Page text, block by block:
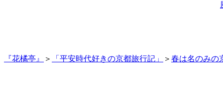
『花橘亭』 ＞ 「平安時代好きの京都旅行記」 ＞ 春は名のみの